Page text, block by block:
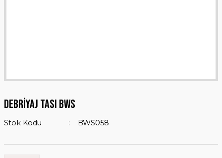
DEBRİYAJ TASI BWS
Stok Kodu BWS058